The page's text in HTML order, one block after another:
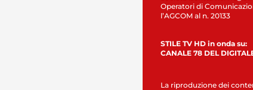
Operatori di
l’AGCOM al n. 20133
STILE TV HD in onda su:
CANALE 78 DEL
La riproduzione dei